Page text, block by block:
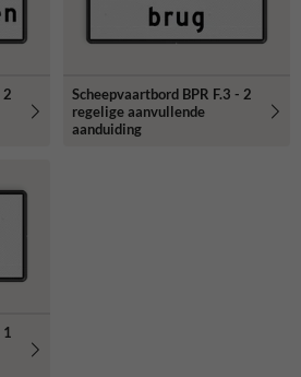
2
Scheepvaartbord BPR F.3 - 2
regelige aanvullende
aanduiding